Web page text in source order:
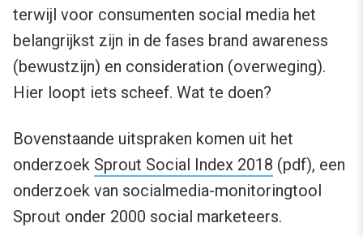
terwijl voor consumenten social media het
belangrijkst zijn in de fases brand awareness
(bewustzijn) en consideration (overweging).
Hier loopt iets scheef. Wat te doen?
Bovenstaande uitspraken komen uit het
onderzoek Sprout Social Index 2018 (pdf), een
onderzoek van socialmedia-monitoringtool
Sprout onder 2000 social marketeers.